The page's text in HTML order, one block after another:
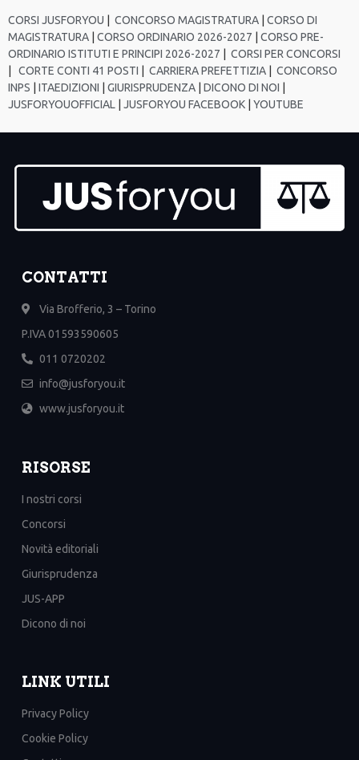
CORSI JUSFORYOU | CONCORSO MAGISTRATURA | CORSO DI
MAGISTRATURA | CORSO ORDINARIO 2026-2027 | CORSO PRE-
ORDINARIO ISTITUTI E PRINCIPI 2026-2027 | CORSI PER CONCORSI
|
CORTE CONTI 41 POSTI | CARRIERA PREFETTIZIA | CONCORSO
INPS | ITAEDIZIONI | GIURISPRUDENZA | DICONO DI NOI |
JUSFORYOUOFFICIAL | JUSFORYOU FACEBOOK | YOUTUBE
CONTATTI
Via Brofferio, 3 – Torino
P.IVA 01593590605
011 0720202
info@jusforyou.it
www.jusforyou.it
RISORSE
I nostri corsi
Concorsi
Novità editoriali
Giurisprudenza
JUS-APP
Dicono di noi
LINK UTILI
Privacy Policy
Cookie Policy